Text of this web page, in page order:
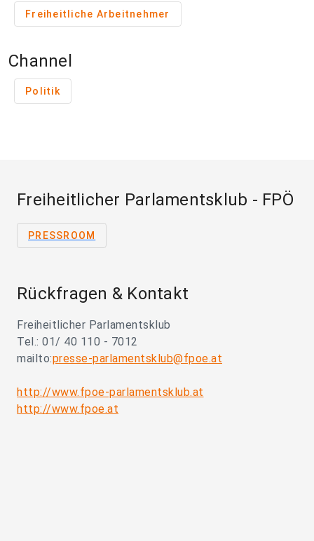
Freiheitliche Arbeitnehmer
Channel
Politik
Freiheitlicher Parlamentsklub - FPÖ
PRESSROOM
Rückfragen & Kontakt
Freiheitlicher Parlamentsklub
Tel.: 01/ 40 110 - 7012
mailto:presse-parlamentsklub@fpoe.at
http://www.fpoe-parlamentsklub.at
http://www.fpoe.at